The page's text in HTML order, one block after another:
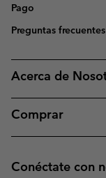
Pago
Preguntas frecuentes
Acerca de
Comprar
Conéctate con